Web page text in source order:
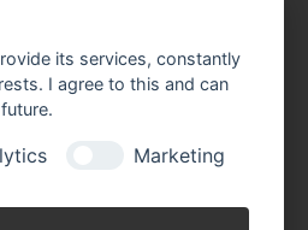
its services, constantly
I agree to this and can
Marketing